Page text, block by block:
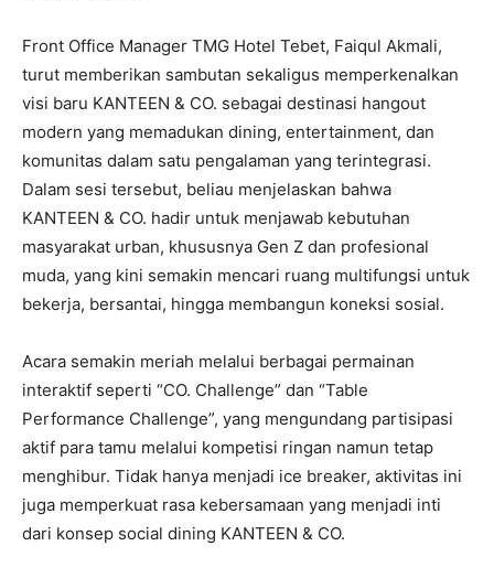
Front Office Manager TMG Hotel Tebet, Faiqul Akmali,
turut memberikan sambutan sekaligus memperkenalkan
visi baru KANTEEN & CO. sebagai destinasi hangout
modern yang memadukan dining, entertainment, dan
komunitas dalam satu pengalaman yang terintegrasi.
Dalam sesi tersebut, beliau menjelaskan bahwa
KANTEEN & CO. hadir untuk menjawab kebutuhan
masyarakat urban, khususnya Gen Z dan profesional
muda, yang kini semakin mencari ruang multifungsi untuk
bekerja, bersantai, hingga membangun koneksi sosial.
Acara semakin meriah melalui berbagai permainan
interaktif seperti “CO. Challenge” dan “Table
Performance Challenge”, yang mengundang partisipasi
aktif para tamu melalui kompetisi ringan namun tetap
menghibur. Tidak hanya menjadi ice breaker, aktivitas ini
juga memperkuat rasa kebersamaan yang menjadi inti
dari konsep social dining KANTEEN & CO.